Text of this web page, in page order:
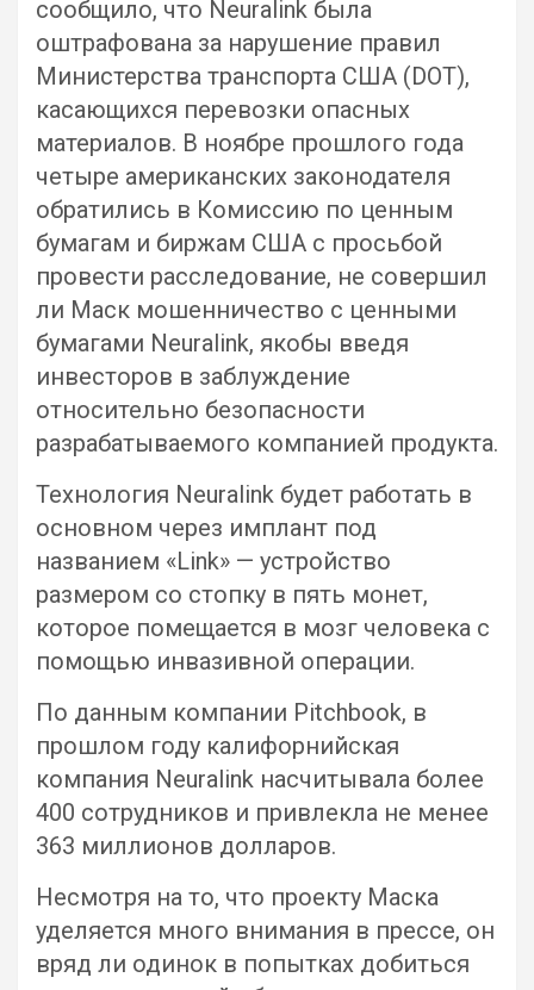
сообщило, что Neuralink была
оштрафована за нарушение правил
Министерства транспорта США (DOT),
касающихся перевозки опасных
материалов. В ноябре прошлого года
четыре американских законодателя
обратились в Комиссию по ценным
бумагам и биржам США с просьбой
провести расследование, не совершил
ли Маск мошенничество с ценными
бумагами Neuralink, якобы введя
инвесторов в заблуждение
относительно безопасности
разрабатываемого компанией продукта.
Технология Neuralink будет работать в
основном через имплант под
названием «Link» — устройство
размером со стопку в пять монет,
которое помещается в мозг человека с
помощью инвазивной операции.
По данным компании Pitchbook, в
прошлом году калифорнийская
компания Neuralink насчитывала более
400 сотрудников и привлекла не менее
363 миллионов долларов.
Несмотря на то, что проекту Маска
уделяется много внимания в прессе, он
вряд ли одинок в попытках добиться